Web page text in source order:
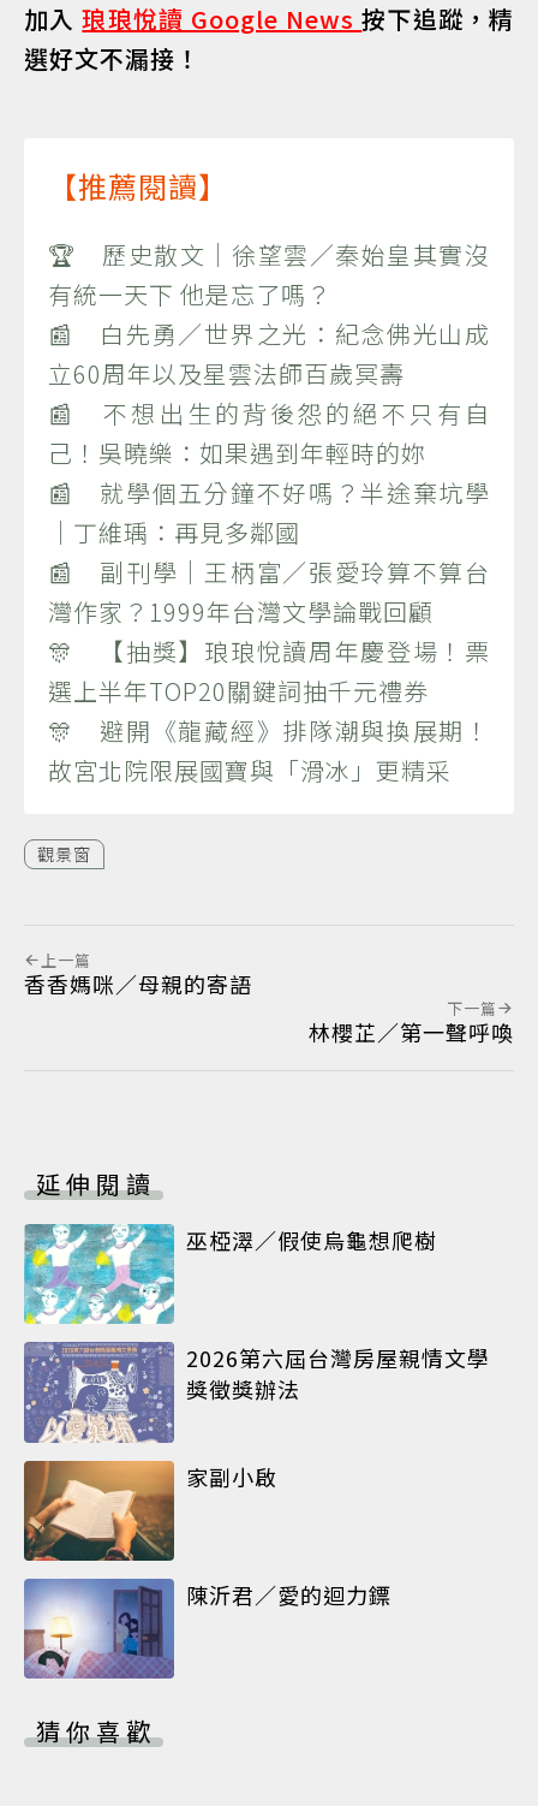
加入琅琅悅讀 Google News按下追蹤，精
選好文不漏接！
【推薦閱讀】
🏆 歷史散文｜徐望雲／秦始皇其實沒
有統一天下 他是忘了嗎？
📰 白先勇／世界之光：紀念佛光山成
立60周年以及星雲法師百歲冥壽
📰 不想出生的背後怨的絕不只有自
己！吳曉樂：如果遇到年輕時的妳
📰 就學個五分鐘不好嗎？半途棄坑學
｜丁維瑀：再見多鄰國
📰 副刊學｜王柄富／張愛玲算不算台
灣作家？1999年台灣文學論戰回顧
🎊 【抽獎】琅琅悅讀周年慶登場！票
選上半年TOP20關鍵詞抽千元禮券
🎊 避開《龍藏經》排隊潮與換展期！
故宮北院限展國寶與「滑冰」更精采
觀景窗
上一篇
香香媽咪／母親的寄語
下一篇
林櫻芷／第一聲呼喚
延伸閱讀
巫椏濢／假使烏龜想爬樹
2026第六屆台灣房屋親情文學
獎徵獎辦法
家副小啟
陳沂君／愛的迴力鏢
猜你喜歡